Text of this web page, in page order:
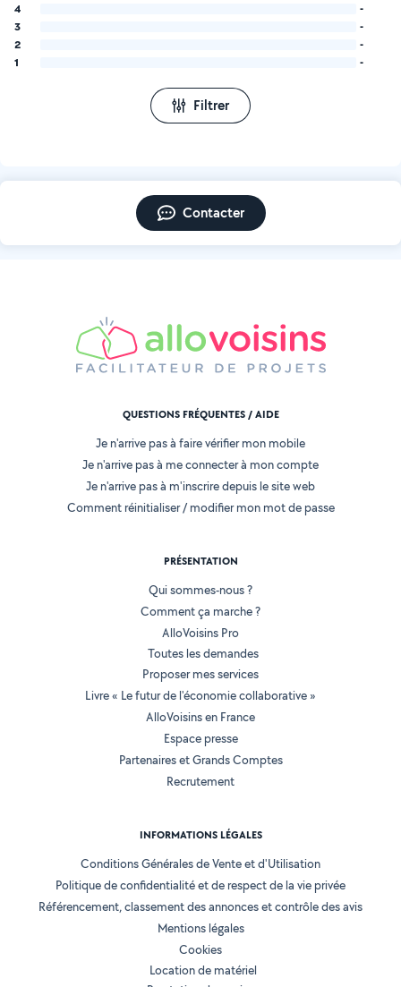
4
-
3
-
2
-
1
-
Filtrer
Contacter
QUESTIONS FRÉQUENTES / AIDE
Je n'arrive pas à faire vérifier mon mobile
Je n'arrive pas à me connecter à mon compte
Je n'arrive pas à m'inscrire depuis le site web
Comment réinitialiser / modifier mon mot de passe
PRÉSENTATION
Qui sommes-nous ?
Comment ça marche ?
AlloVoisins Pro
Toutes les demandes
Proposer mes services
Livre « Le futur de l'économie collaborative »
AlloVoisins en France
Espace presse
Partenaires et Grands Comptes
Recrutement
INFORMATIONS LÉGALES
Conditions Générales de Vente et d'Utilisation
Politique de confidentialité et de respect de la vie privée
Référencement, classement des annonces et contrôle des avis
Mentions légales
Cookies
Location de matériel